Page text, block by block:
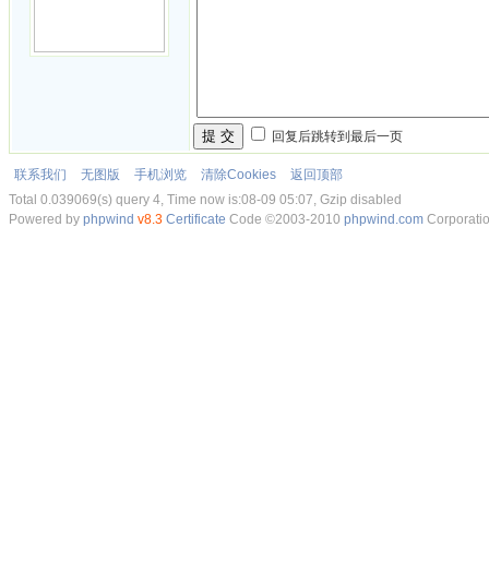
提 交 回复后跳转到最后一页
联系我们 无图版 手机浏览 清除Cookies
返回顶部
Total 0.039069(s) query 4, Time now is:08-09 05:07, Gzip disabled
Powered by phpwind v8.3 Certificate Code ©2003-2010 phpwind.com